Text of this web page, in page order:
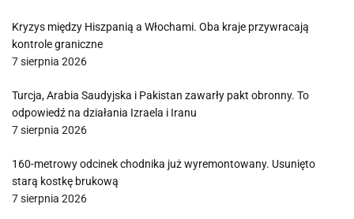
Kryzys między Hiszpanią a Włochami. Oba kraje przywracają
kontrole graniczne
7 sierpnia 2026
Turcja, Arabia Saudyjska i Pakistan zawarły pakt obronny. To
odpowiedź na działania Izraela i Iranu
7 sierpnia 2026
160-metrowy odcinek chodnika już wyremontowany. Usunięto
starą kostkę brukową
7 sierpnia 2026